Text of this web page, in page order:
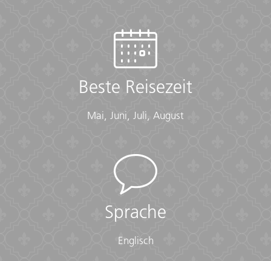
Beste Reisezeit
Mai, Juni, Juli, August
Sprache
Englisch